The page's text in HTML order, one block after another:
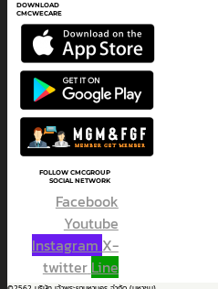
DOWNLOAD
CMCWECARE
FOLLOW CMCGROUP
SOCIAL NETWORK
Facebook
Youtube
Instagram X-
twitter Line